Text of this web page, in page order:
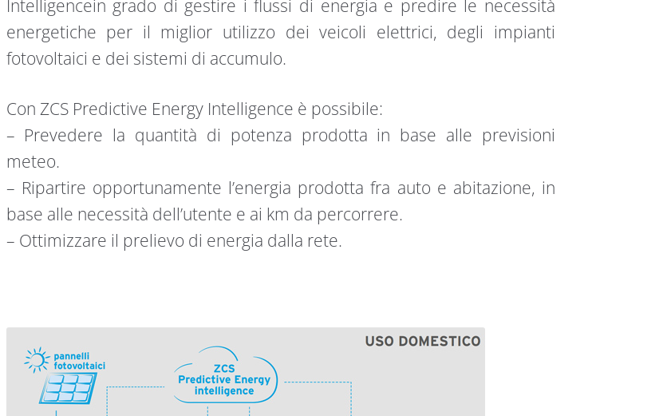
Intelligencein grado di gestire i flussi di energia e predire le necessità
energetiche per il miglior utilizzo dei veicoli elettrici, degli impianti
fotovoltaici e dei sistemi di accumulo.
Con ZCS Predictive Energy Intelligence è possibile:
– Prevedere la quantità di potenza prodotta in base alle previsioni
meteo.
– Ripartire opportunamente l’energia prodotta fra auto e abitazione, in
base alle necessità dell’utente e ai km da percorrere.
– Ottimizzare il prelievo di energia dalla rete.